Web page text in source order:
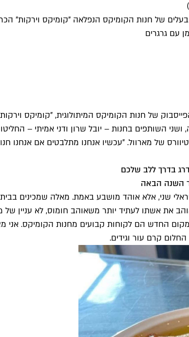
עם גרגרים
של חנות הקומיקס המיתולוגית, "קומיקס
השותפים בחנות – יובל שרון ודני אמיתי –
המרכזי במולטיוורס של מארוול. "עכשיו אנחנו
בדרך ללב שלכם
שני, אלא אוהד מושבע באמת. מאלה שמכינים
אשתו לעתיד יותר משאוהב חומוס, לא עניין של
החדש הם לקוחות קבועים מחנות הקומיקס. אני
קרם עור וגידים.